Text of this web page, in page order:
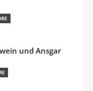
und Ansgar